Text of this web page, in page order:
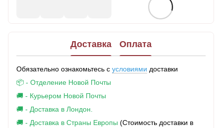
Доставка Оплата
Обязательно ознакомьтесь с условиями доставки
📦 - Отделение Новой Почты
🚚 - Курьером Новой Почты
🚚 - Доставка в Лондон.
🚚 - Доставка в Страны Европы (Стоимость доставки в